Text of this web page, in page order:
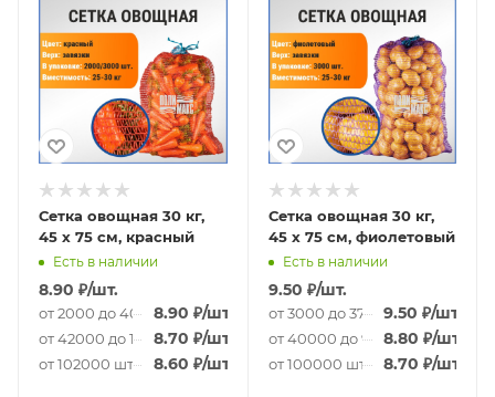
Сетка овощная 30 кг,
45 х 75 см, красный
Есть в наличии
8.90 ₽/шт.
от 2000 до 40000 шт.
8.90 ₽/шт.
от 42000 до 100000 шт.
8.70 ₽/шт.
от 102000 шт. 8.60 ₽/шт.
Сетка овощная 30 кг,
45 х 75 см, фиолетовый
Есть в наличии
9.50 ₽/шт.
от 3000 до 37000 шт.
9.50 ₽/шт.
от 40000 до 97000 шт.
8.80 ₽/шт.
от 100000 шт. 8.70 ₽/шт.